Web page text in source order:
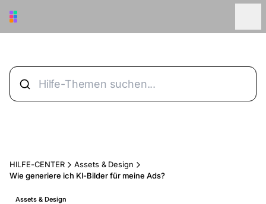
HILFE-CENTER
Assets & Design
Wie generiere ich KI-Bilder für meine Ads?
Assets & Design